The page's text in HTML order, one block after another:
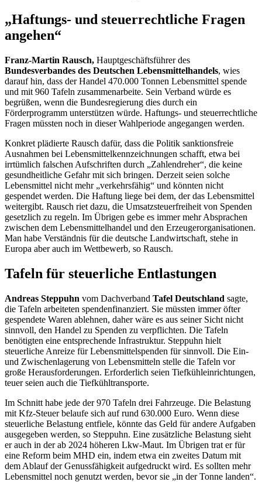
„Haftungs- und steuerrechtliche Fragen
angehen“
Franz-Martin Rausch, Hauptgeschäftsführer des
Bundesverbandes des Deutschen Lebensmittelhandels, wies
darauf hin, dass der Handel 470.000 Tonnen Lebensmittel spende
und mit 960 Tafeln zusammenarbeite. Sein Verband würde es
begrüßen, wenn die Bundesregierung dies durch ein
Förderprogramm unterstützen würde. Haftungs- und steuerrechtliche
Fragen müssten noch in dieser Wahlperiode angegangen werden.
Konkret plädierte Rausch dafür, dass die Politik sanktionsfreie
Ausnahmen bei Lebensmittelkennzeichnungen schafft, etwa bei
irrtümlich falschen Aufschriften durch „Zahlendreher“, die keine
gesundheitliche Gefahr mit sich bringen. Derzeit seien solche
Lebensmittel nicht mehr „verkehrsfähig“ und könnten nicht
gespendet werden. Die Haftung liege bei dem, der das Lebensmittel
weitergibt. Rausch riet dazu, die Umsatzsteuerfreiheit von Spenden
gesetzlich zu regeln. Im Übrigen gebe es immer mehr Absprachen
zwischen dem Lebensmittelhandel und den Erzeugerorganisationen.
Man habe Verständnis für die deutsche Landwirtschaft, stehe in
Europa aber auch im Wettbewerb, so Rausch.
Tafeln für steuerliche Entlastungen
Andreas Steppuhn vom Dachverband Tafel Deutschland sagte,
die Tafeln arbeiteten spendenfinanziert. Sie müssten immer öfter
gespendete Waren ablehnen, daher wäre es aus seiner Sicht nicht
sinnvoll, den Handel zu Spenden zu verpflichten. Die Tafeln
benötigten eine entsprechende Infrastruktur. Steppuhn hielt
steuerliche Anreize für Lebensmittelspenden für sinnvoll. Die Ein-
und Zwischenlagerung von Lebensmitteln stelle die Tafeln vor
große Herausforderungen. Erforderlich seien Tiefkühleinrichtungen,
teuer seien auch die Tiefkühltransporte.
Im Schnitt habe jede der 970 Tafeln drei Fahrzeuge. Die Belastung
mit Kfz-Steuer belaufe sich auf rund 630.000 Euro. Wenn diese
steuerliche Belastung entfiele, könnte das Geld für andere Aufgaben
ausgegeben werden, so Steppuhn. Eine zusätzliche Belastung sieht
er auch in der ab 2024 höheren Lkw-Maut. Im Übrigen trat er für
eine Reform beim MHD ein, indem etwa ein zweites Datum mit
dem Ablauf der Genussfähigkeit aufgedruckt wird. Es sollten mehr
Lebensmittel noch genutzt werden, bevor sie „in der Tonne landen“.